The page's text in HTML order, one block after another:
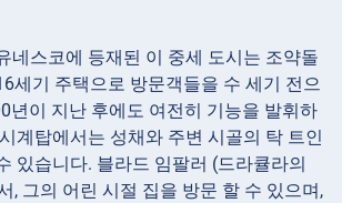
네스코에 등재된 이 중세 도시는 조약돌
세기 주택으로 방문객들을 수 세기 전으
년이 지난 후에도 여전히 기능을 발휘하
계탑에서는 성채와 주변 시골의 탁 트인
있습니다. 블라드 임팔러 (드라큘라의
, 그의 어린 시절 집을 방문 할 수 있으며,